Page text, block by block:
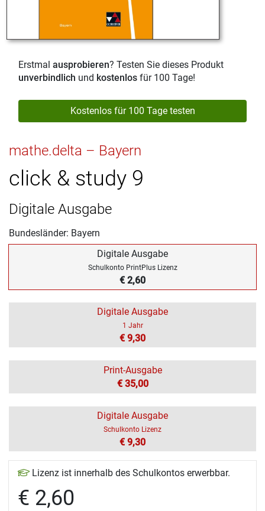
Erstmal ausprobieren? Testen Sie dieses Produkt
unverbindlich und kostenlos für 100 Tage!
Kostenlos für 100 Tage testen
mathe.delta – Bayern
click & study 9
Digitale Ausgabe
Bundesländer: Bayern
Digitale Ausgabe
Schulkonto PrintPlus Lizenz
€ 2,60
Digitale Ausgabe
1 Jahr
€ 9,30
Print-Ausgabe
€ 35,00
Digitale Ausgabe
Schulkonto Lizenz
€ 9,30
Lizenz ist innerhalb des Schulkontos erwerbbar.
€ 2,60